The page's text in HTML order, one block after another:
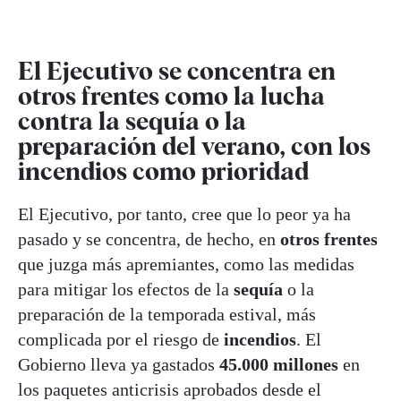
El Ejecutivo se concentra en
otros frentes como la lucha
contra la sequía o la
preparación del verano, con los
incendios como prioridad
El Ejecutivo, por tanto, cree que lo peor ya ha
pasado y se concentra, de hecho, en otros frentes
que juzga más apremiantes, como las medidas
para mitigar los efectos de la sequía o la
preparación de la temporada estival, más
complicada por el riesgo de incendios. El
Gobierno lleva ya gastados 45.000 millones en
los paquetes anticrisis aprobados desde el